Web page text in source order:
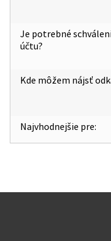
Je potrebné
účtu?
Kde môžem nájsť
Najvhodnejšie pre: